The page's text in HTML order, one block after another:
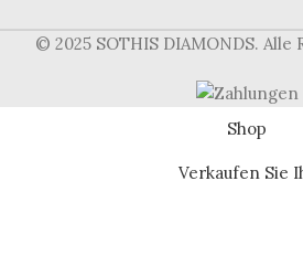
© 2025 SOTHIS DIAMONDS.
Shop
Verkaufen Sie